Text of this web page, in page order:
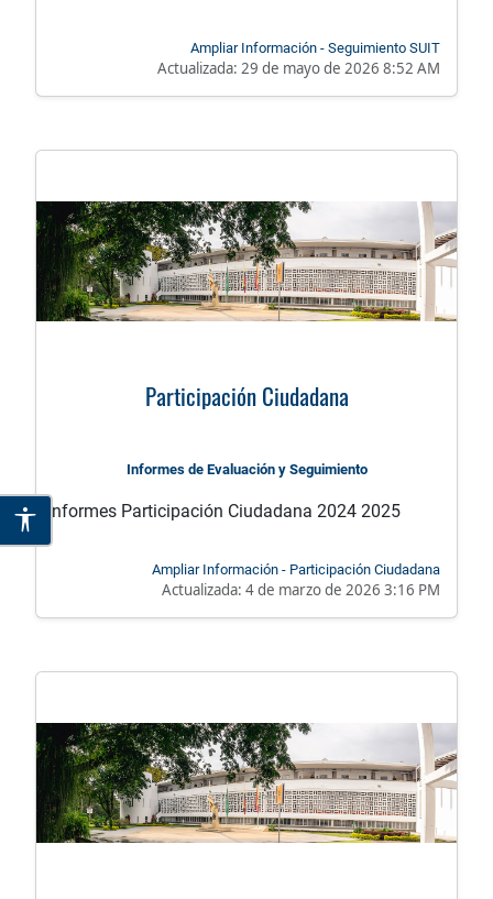
Ampliar Información - Seguimiento SUIT
Actualizada: 29 de mayo de 2026 8:52 AM
Participación Ciudadana
Informes de Evaluación y Seguimiento
Informes Participación Ciudadana 2024 2025
Ampliar Información - Participación Ciudadana
Actualizada: 4 de marzo de 2026 3:16 PM